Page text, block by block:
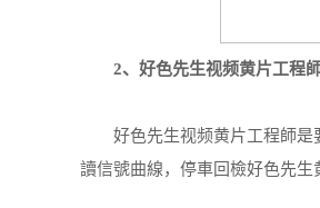
2、好色先生视频黄片工程
好色先生视频黄片工程師是要
讀信號曲線，停車回檢好色先生